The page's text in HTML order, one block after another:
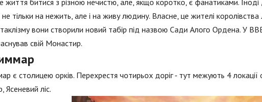
життя битися з різною нечистю, але, якщо коротко, є фанатиками.
тільки на нежить, але і на живу людину. Власне, це жителі
вони створили новий табір під назвою Сади Алого Ордена. У
свій Монастир.
є столицею орків. Перехрестя чотирьох доріг - тут межують 4 локації
Ясеневий ліс.